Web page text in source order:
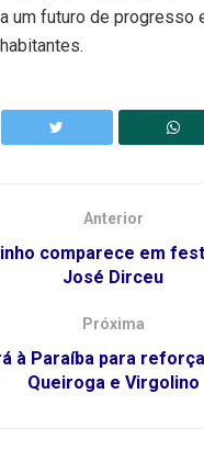
um futuro de progresso
Anterior
comparece em
José Dirceu
Próxima
à Paraíba para
Queiroga e Virgolino